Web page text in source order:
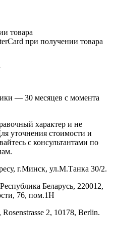
товара
при получении товара
— 30 месяцев с момента
характер и не
уточнения стоимости и
с консультантами по
г.Минск, ул.М.Танка 30/2.
Беларусь, 220012,
76, пом.1Н
2, 10178, Berlin.